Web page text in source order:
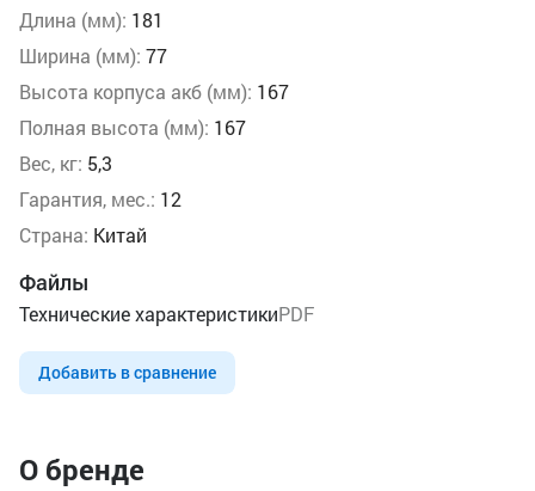
Длина (мм): 181
Ширина (мм): 77
Высота корпуса акб (мм): 167
Полная высота (мм): 167
Вес, кг: 5,3
Гарантия, мес.: 12
Страна: Китай
Файлы
Технические характеристикиPDF
Добавить в сравнение
О бренде